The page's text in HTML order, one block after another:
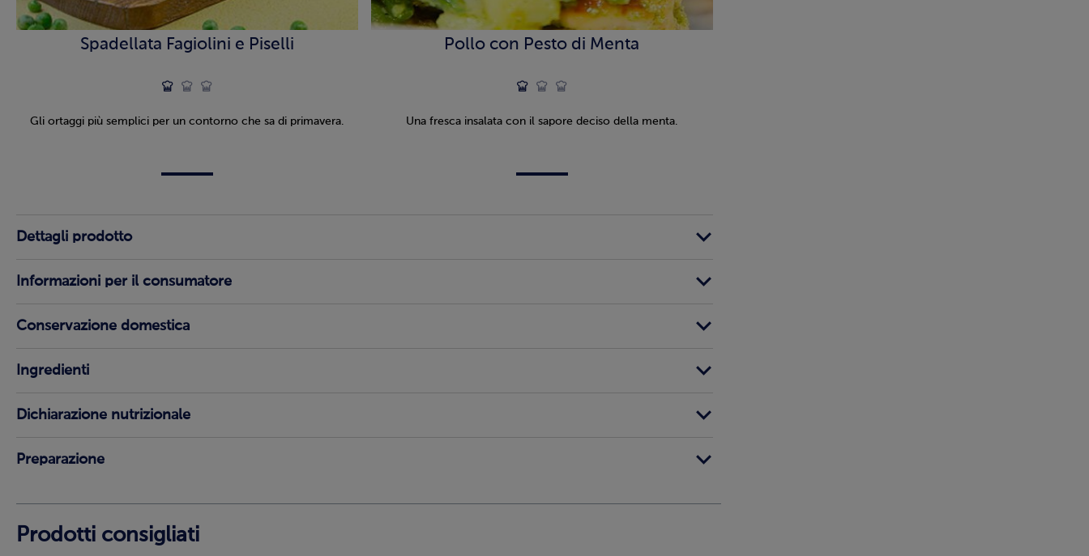
Spadellata Fagiolini e Piselli
Gli ortaggi più semplici per un contorno che sa di primavera.
Pollo con Pesto di Menta
Una fresca insalata con il sapore deciso della menta.
Dettagli prodotto
Informazioni per il consumatore
Conservazione domestica
Ingredienti
Dichiarazione nutrizionale
Preparazione
Prodotti consigliati